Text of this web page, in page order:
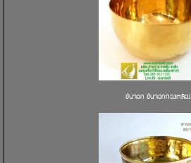
ขันจอก ขันจอกทองเหลือง